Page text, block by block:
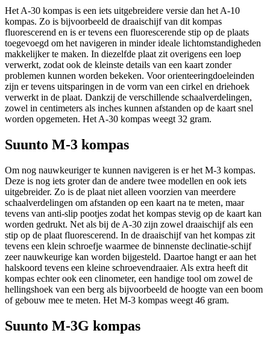
Het A-30 kompas is een iets uitgebreidere versie dan het A-10
kompas. Zo is bijvoorbeeld de draaischijf van dit kompas
fluorescerend en is er tevens een fluorescerende stip op de plaats
toegevoegd om het navigeren in minder ideale lichtomstandigheden
makkelijker te maken. In diezelfde plaat zit overigens een loep
verwerkt, zodat ook de kleinste details van een kaart zonder
problemen kunnen worden bekeken. Voor orienteeringdoeleinden
zijn er tevens uitsparingen in de vorm van een cirkel en driehoek
verwerkt in de plaat. Dankzij de verschillende schaalverdelingen,
zowel in centimeters als inches kunnen afstanden op de kaart snel
worden opgemeten. Het A-30 kompas weegt 32 gram.
Suunto M-3 kompas
Om nog nauwkeuriger te kunnen navigeren is er het M-3 kompas.
Deze is nog iets groter dan de andere twee modellen en ook iets
uitgebreider. Zo is de plaat niet alleen voorzien van meerdere
schaalverdelingen om afstanden op een kaart na te meten, maar
tevens van anti-slip pootjes zodat het kompas stevig op de kaart kan
worden gedrukt. Net als bij de A-30 zijn zowel draaischijf als een
stip op de plaat fluorescerend. In de draaischijf van het kompas zit
tevens een klein schroefje waarmee de binnenste declinatie-schijf
zeer nauwkeurige kan worden bijgesteld. Daartoe hangt er aan het
halskoord tevens een kleine schroevendraaier. Als extra heeft dit
kompas echter ook een clinometer, een handige tool om zowel de
hellingshoek van een berg als bijvoorbeeld de hoogte van een boom
of gebouw mee te meten. Het M-3 kompas weegt 46 gram.
Suunto M-3G kompas